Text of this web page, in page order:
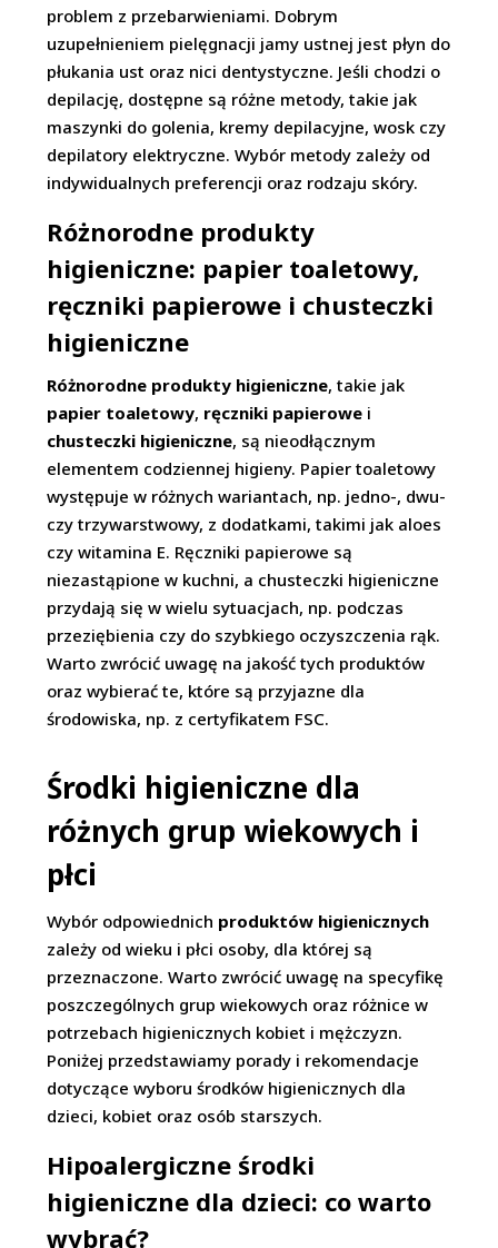
problem z przebarwieniami. Dobrym
uzupełnieniem pielęgnacji jamy ustnej jest płyn do
płukania ust oraz nici dentystyczne. Jeśli chodzi o
depilację, dostępne są różne metody, takie jak
maszynki do golenia, kremy depilacyjne, wosk czy
depilatory elektryczne. Wybór metody zależy od
indywidualnych preferencji oraz rodzaju skóry.
Różnorodne produkty
higieniczne: papier toaletowy,
ręczniki papierowe i chusteczki
higieniczne
Różnorodne produkty higieniczne, takie jak
papier toaletowy, ręczniki papierowe i
chusteczki higieniczne, są nieodłącznym
elementem codziennej higieny. Papier toaletowy
występuje w różnych wariantach, np. jedno-, dwu-
czy trzywarstwowy, z dodatkami, takimi jak aloes
czy witamina E. Ręczniki papierowe są
niezastąpione w kuchni, a chusteczki higieniczne
przydają się w wielu sytuacjach, np. podczas
przeziębienia czy do szybkiego oczyszczenia rąk.
Warto zwrócić uwagę na jakość tych produktów
oraz wybierać te, które są przyjazne dla
środowiska, np. z certyfikatem FSC.
Środki higieniczne dla
różnych grup wiekowych i
płci
Wybór odpowiednich produktów higienicznych
zależy od wieku i płci osoby, dla której są
przeznaczone. Warto zwrócić uwagę na specyfikę
poszczególnych grup wiekowych oraz różnice w
potrzebach higienicznych kobiet i mężczyzn.
Poniżej przedstawiamy porady i rekomendacje
dotyczące wyboru środków higienicznych dla
dzieci, kobiet oraz osób starszych.
Hipoalergiczne środki
higieniczne dla dzieci: co warto
wybrać?